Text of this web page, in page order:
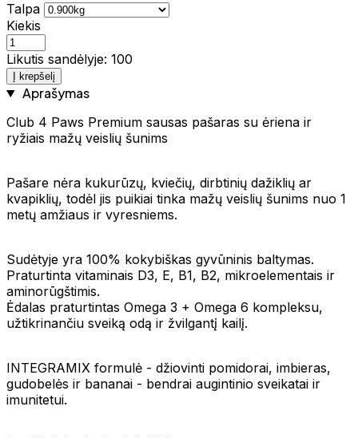
Talpa
Kiekis
Likutis sandėlyje: 100
Į krepšelį
Aprašymas
Club 4 Paws Premium sausas pašaras su ėriena ir
ryžiais mažų veislių šunims
Pašare nėra kukurūzų, kviečių, dirbtinių dažiklių ar
kvapiklių, todėl jis puikiai tinka mažų veislių šunims nuo 1
metų amžiaus ir vyresniems.
Sudėtyje yra 100% kokybiškas gyvūninis baltymas.
Praturtinta vitaminais D3, E, B1, B2, mikroelementais ir
aminorūgštimis.
Ėdalas praturtintas Omega 3 + Omega 6 kompleksu,
užtikrinančiu sveiką odą ir žvilgantį kailį.
INTEGRAMIX formulė - džiovinti pomidorai, imbieras,
gudobelės ir bananai - bendrai augintinio sveikatai ir
imunitetui.